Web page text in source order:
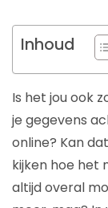
Inhoud
Is het jou ook
je gegevens
online? Kan
kijken hoe het
altijd overal